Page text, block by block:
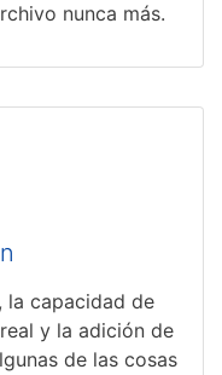
nunca más.
la capacidad de
y la adición de
de las cosas